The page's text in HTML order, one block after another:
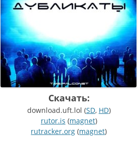
Скачать:
download.uft.lol (SD, HD)
rutor.is (magnet)
rutracker.org (magnet)